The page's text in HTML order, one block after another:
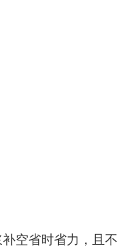
空省时省力，且